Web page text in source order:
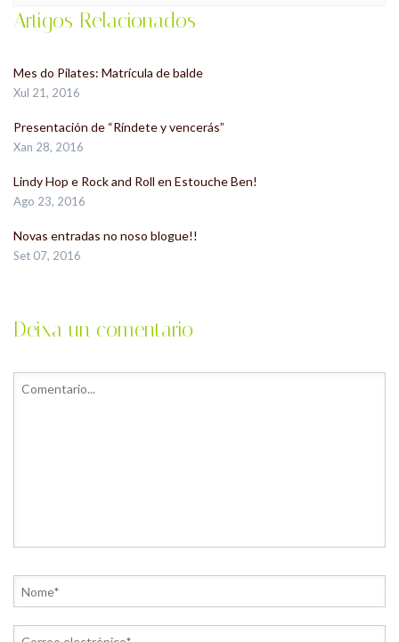
Artigos Relacionados
Mes do Pilates: Matrícula de balde
Xul 21, 2016
Presentación de “Ríndete y vencerás”
Xan 28, 2016
Lindy Hop e Rock and Roll en Estouche Ben!
Ago 23, 2016
Novas entradas no noso blogue!!
Set 07, 2016
Deixa un comentario